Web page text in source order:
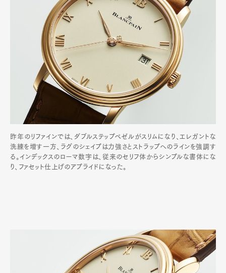
昨年のリファインでは、ダブルステップベゼルがスリムになり、エレガントな
洗練を増す一方、ラグのシェイプは力強さとストラップへのラインを強調す
る。インデックスのローマ数字は、従来のセリフ体からシンプルな書体にな
り、ファセット仕上げのアプライドになった。